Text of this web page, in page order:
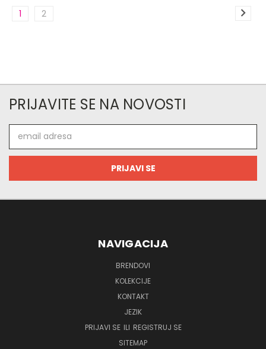
1 2
PRIJAVITE SE NA NOVOSTI
adresa
NAVIGACIJA
BRENDOVI
KOLEKCIJE
KONTAKT
JEZIK
PRIJAVI SE ILI REGISTRUJ SE
SITEMAP